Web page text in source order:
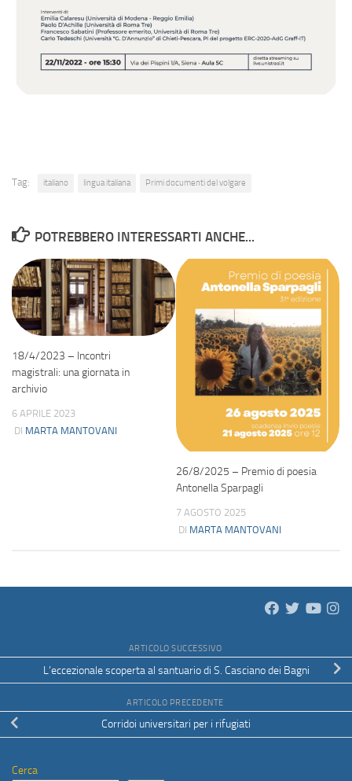
Tag: italiano lingua italiana Primi documenti del volgare
POTREBBERO INTERESSARTI ANCHE...
18/4/2023 – Incontri
magistrali: una giornata in
archivio
6 APRILE 2023
DI MARTA MANTOVANI
26/8/2025 – Premio di poesia
Antonella Sparpagli
7 AGOSTO 2025
DI MARTA MANTOVANI
ARTICOLO SUCCESSIVO
L’eccezionale scoperta al santuario di S. Casciano dei Bagni
ARTICOLO PRECEDENTE
Corridoi universitari per i rifugiati
Cerca